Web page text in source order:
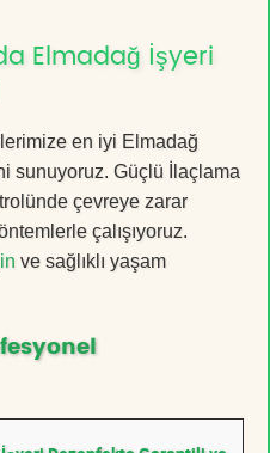
Elmadağ İşyeri
en iyi Elmadağ
sunuyoruz. Güçlü İlaçlama
çevreye zarar
çalışıyoruz.
ve sağlıklı yaşam